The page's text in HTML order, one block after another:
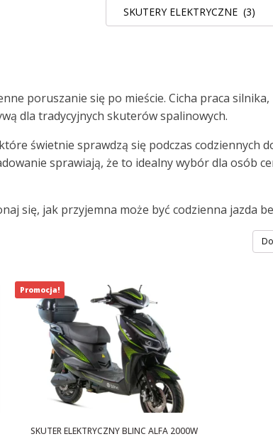
SKUTERY ELEKTRYCZNE (3)
poruszanie się po mieście. Cicha praca
dla tradycyjnych skuterów spalinowych.
świetnie sprawdzą się podczas codziennych
sprawiają, że to idealny wybór dla osób
się, jak przyjemna może być codzienna jazda
SKUTER ELEKTRYCZNY BLINC ALFA 2000W
Promocja!